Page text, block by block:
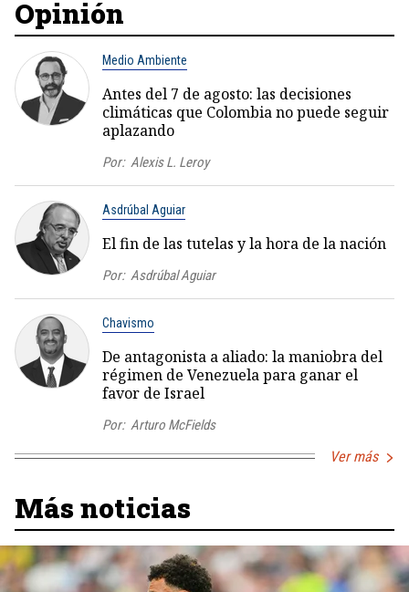
Opinión
Medio Ambiente
Antes del 7 de agosto: las decisiones
climáticas que Colombia no puede seguir
aplazando
Por: Alexis L. Leroy
Asdrúbal Aguiar
El fin de las tutelas y la hora de la nación
Por: Asdrúbal Aguiar
Chavismo
De antagonista a aliado: la maniobra del
régimen de Venezuela para ganar el
favor de Israel
Por: Arturo McFields
Ver más
Más noticias